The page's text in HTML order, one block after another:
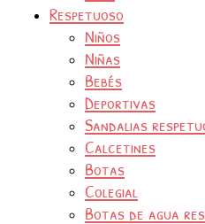
Respetuoso
Niños
Niñas
Bebés
Deportivas
Sandalias
Calcetines
Botas
Colegial
Botas de agua